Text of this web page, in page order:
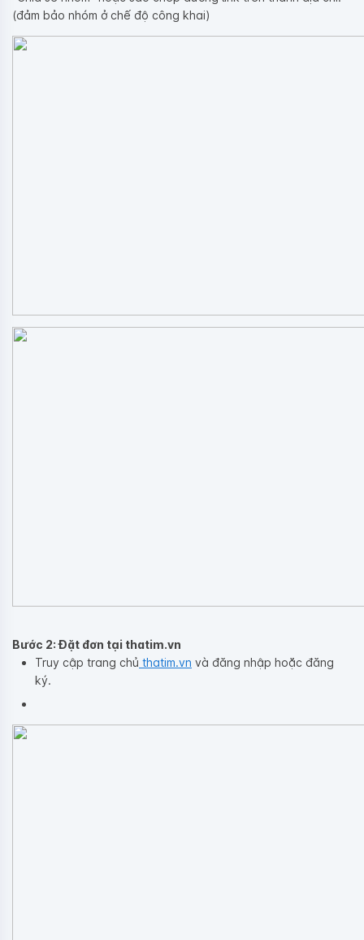
(đảm bảo nhóm ở chế độ công khai)
Bước 2: Đặt đơn tại thatim.vn
Truy cập trang chủ thatim.vn và đăng nhập hoặc đăng
ký.